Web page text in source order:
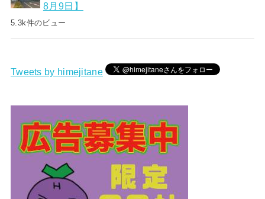
8月9日】
5.3k件のビュー
Tweets by himejitane